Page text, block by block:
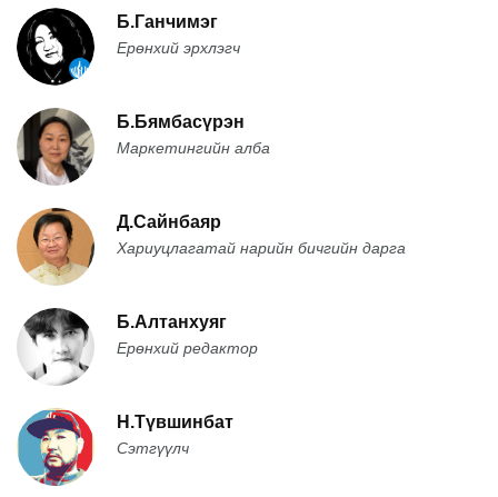
Б.Ганчимэг
Ерөнхий эрхлэгч
Б.Бямбасүрэн
Маркетингийн алба
Д.Сайнбаяр
Хариуцлагатай нарийн бичгийн дарга
Б.Алтанхуяг
Ерөнхий редактор
Н.Түвшинбат
Сэтгүүлч